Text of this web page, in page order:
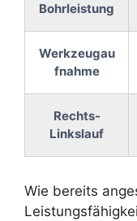
Bohrleistung
Werkzeugau
fnahme
Rechts-
Linkslauf
Wie bereits